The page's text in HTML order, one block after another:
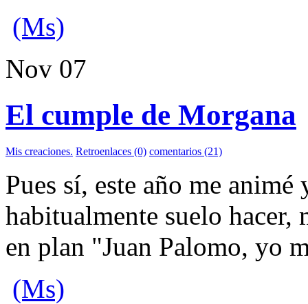
(Ms)
Nov 07
El cumple de Morgana
Mis creaciones. Retroenlaces (0) comentarios (21)
Pues sí, este año me
habitualmente suelo hacer,
en plan "Juan Palomo, yo
(Ms)